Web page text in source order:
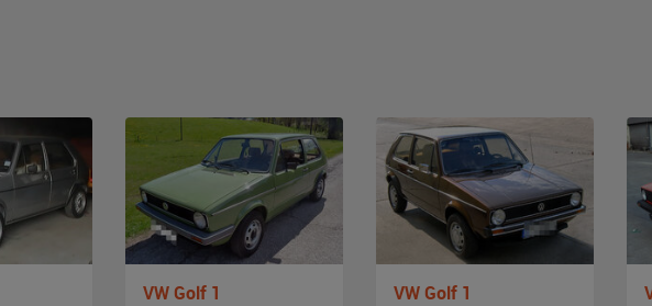
VW Golf 1 VW Golf 1